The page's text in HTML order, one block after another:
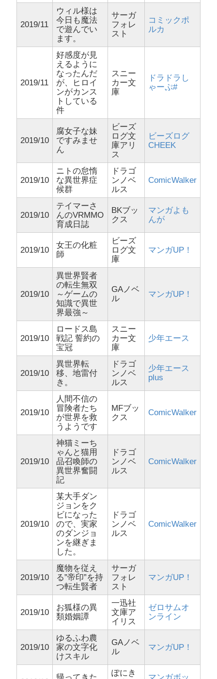
2019/11
ウィル様は
今日も魔法
で遊んでい
ます。
サーガ
フォレ
スト
コミックポ
ルカ
2019/11
好感度が見
えるように
なったんだ
が、ヒロイ
ンがカンス
トしている
件
スニー
カー文
庫
ドラドラし
ゃーぷ#
2019/10
腐女子な妹
ですみませ
ん
ビーズ
ログ文
庫アリ
ス
ビーズログ
CHEEK
2019/10
ニトの怠惰
な異世界症
候群
ドラゴ
ンノベ
ルス
ComicWalker
2019/10
テイマーさ
んのVRMMO
育成日誌
BKブッ
クス
マンガよも
んが
2019/10
女王の化粧
師
ビーズ
ログ文
庫
マンガUP！
2019/10
異世界賢者
の転生無双
～ゲームの
知識で異世
界最強～
GAノベ
ル
マンガUP！
2019/10
ロードス島
戦記 誓約の
宝冠
スニー
カー文
庫
少年エース
2019/10
異世界転
移、地雷付
き。
ドラゴ
ンノベ
ルス
少年エース
plus
2019/10
人間不信の
冒険者たち
が世界を救
うようです
MFブッ
クス
ComicWalker
2019/10
神猫ミーち
ゃんと猫用
品召喚師の
異世界奮闘
記
ドラゴ
ンノベ
ルス
ComicWalker
2019/10
某大手ダン
ジョンをク
ビになった
ので、実家
のダンジョ
ンを継ぎま
した。
ドラゴ
ンノベ
ルス
ComicWalker
2019/10
魔物を従え
る”帝印”を持
つ転生賢者
サーガ
フォレ
スト
マンガUP！
2019/10
お狐様の異
類婚姻譚
一迅社
文庫ア
イリス
ゼロサムオ
ンライン
2019/10
ゆるふわ農
家の文字化
けスキル
GAノベ
ル
マンガUP！
帰ってきた
ぽにき
マンガボッ